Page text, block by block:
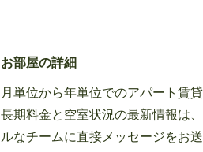
お部屋の詳細
月単位から年単位でのアパート賃
長期料金と空室状況の最新情報は
ルなチームに直接メッセージをお送